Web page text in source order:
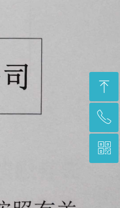
ꁸ
回到顶部
ꂅ
0372-2927979
ꀥ